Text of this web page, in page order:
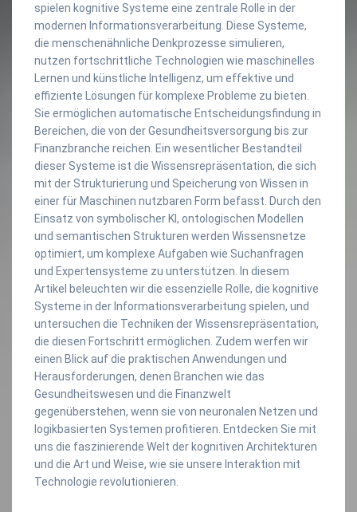
spielen kognitive Systeme eine zentrale Rolle in der
modernen Informationsverarbeitung. Diese Systeme,
die menschenähnliche Denkprozesse simulieren,
nutzen fortschrittliche Technologien wie maschinelles
Lernen und künstliche Intelligenz, um effektive und
effiziente Lösungen für komplexe Probleme zu bieten.
Sie ermöglichen automatische Entscheidungsfindung in
Bereichen, die von der Gesundheitsversorgung bis zur
Finanzbranche reichen. Ein wesentlicher Bestandteil
dieser Systeme ist die Wissensrepräsentation, die sich
mit der Strukturierung und Speicherung von Wissen in
einer für Maschinen nutzbaren Form befasst. Durch den
Einsatz von symbolischer KI, ontologischen Modellen
und semantischen Strukturen werden Wissensnetze
optimiert, um komplexe Aufgaben wie Suchanfragen
und Expertensysteme zu unterstützen. In diesem
Artikel beleuchten wir die essenzielle Rolle, die kognitive
Systeme in der Informationsverarbeitung spielen, und
untersuchen die Techniken der Wissensrepräsentation,
die diesen Fortschritt ermöglichen. Zudem werfen wir
einen Blick auf die praktischen Anwendungen und
Herausforderungen, denen Branchen wie das
Gesundheitswesen und die Finanzwelt
gegenüberstehen, wenn sie von neuronalen Netzen und
logikbasierten Systemen profitieren. Entdecken Sie mit
uns die faszinierende Welt der kognitiven Architekturen
und die Art und Weise, wie sie unsere Interaktion mit
Technologie revolutionieren.